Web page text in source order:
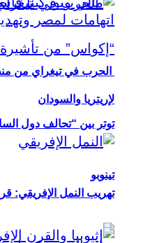
توتر بين “تحالف دول
تينوبو
الحرب في تيغراي من
لإريتريا والسودان
تهريب النمل الإفريقي: